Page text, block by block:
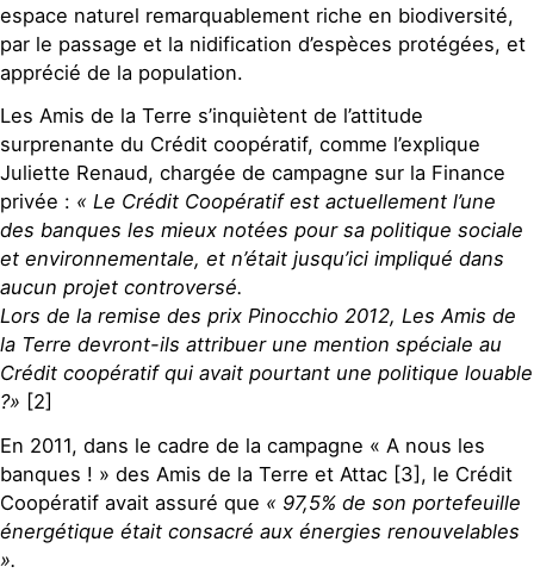
espace naturel remarquablement riche en biodiversité,
par le passage et la nidification d’espèces protégées, et
apprécié de la population.
Les Amis de la Terre s’inquiètent de l’attitude
surprenante du Crédit coopératif, comme l’explique
Juliette Renaud, chargée de campagne sur la Finance
privée : « Le Crédit Coopératif est actuellement l’une
des banques les mieux notées pour sa politique sociale
et environnementale, et n’était jusqu’ici impliqué dans
aucun projet controversé.
Lors de la remise des prix Pinocchio 2012, Les Amis de
la Terre devront-ils attribuer une mention spéciale au
Crédit coopératif qui avait pourtant une politique louable
?» [2]
En 2011, dans le cadre de la campagne « A nous les
banques ! » des Amis de la Terre et Attac [3], le Crédit
Coopératif avait assuré que « 97,5% de son portefeuille
énergétique était consacré aux énergies renouvelables
».